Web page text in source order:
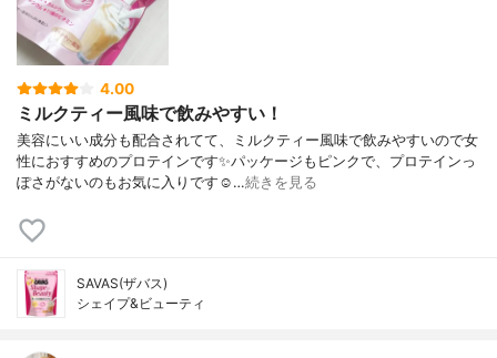
4.00
ミルクティー風味で飲みやすい！
美容にいい成分も配合されてて、ミルクティー風味で飲みやすいので女
性におすすめのプロテインです✨パッケージもピンクで、プロテインっ
ぽさがないのもお気に入りです☺️…続きを見る
SAVAS(ザバス)
シェイプ&ビューティ